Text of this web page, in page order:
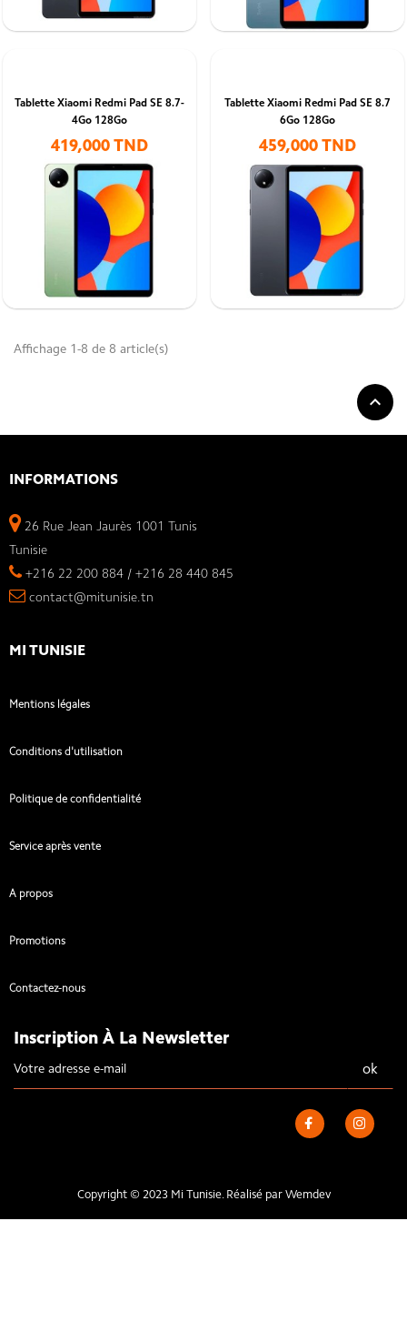
Tablette Xiaomi Redmi Pad SE 8.7-
4Go 128Go
419,000 TND
Tablette Xiaomi Redmi Pad SE 8.7
6Go 128Go
459,000 TND
Affichage 1-8 de 8 article(s)

INFORMATIONS
26 Rue Jean Jaurès 1001 Tunis
Tunisie
+216 22 200 884 / +216 28 440 845
contact@mitunisie.tn
MI TUNISIE
Mentions légales
Conditions d'utilisation
Politique de confidentialité
Service après vente
A propos
Promotions
Contactez-nous
Inscription À La Newsletter
Copyright © 2023 Mi Tunisie. Réalisé par Wemdev